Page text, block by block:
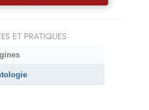
ET PRATIQUES